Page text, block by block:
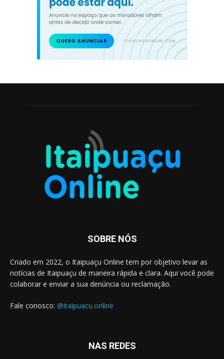
SOBRE NÓS
Criado em 2022, o Itaipuaçu Online tem por objetivo levar as
notícias de Itaipuaçu de maneira rápida e clara. Aqui você pode
colaborar e enviar a sua denúncia ou reclamação.
Fale conosco: @itaipuacu.online
NAS REDES